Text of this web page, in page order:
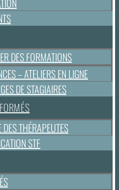
DES FORMATIONS
– ATELIERS EN LIGNE
DE STAGIAIRES
THÉRAPEUTES
STF